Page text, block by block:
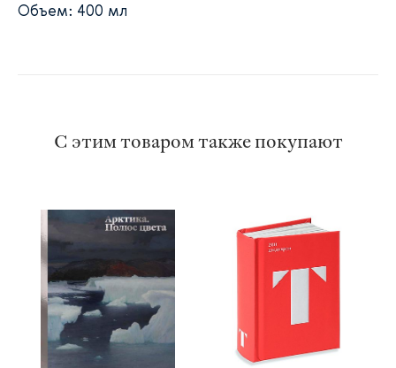
Объем: 400 мл
С этим товаром также покупают